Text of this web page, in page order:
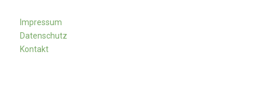
Impressum
Datenschutz
Kontakt